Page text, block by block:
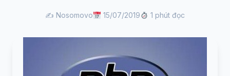
✍️ Nosomovo 15/07/2019 1 phút đọc